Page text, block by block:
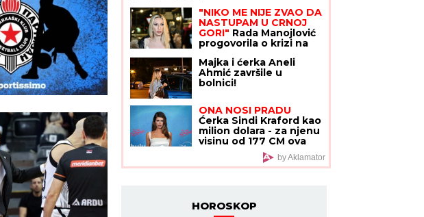
sve u znaku male Iris:
"Dobrodošla, ljubavi"
"NIKO ME NIJE ZVAO DA
NASTUPAM U CRNOJ
GORI" Rada Manojlović
progovorila o krizi na
"Bolje biti prvi u selu
nego poslednji u
gradu"
Majka i ćerka Aneli
Ahmić završile u
bolnici!
ONA NOSI PRADU
Ćerka Sindi Kraford kao
milion dolara - za njenu
visinu od 177 CM ova
haljina je idealna: Kad
se okrenula, bljesnule
MINIMALISTIČKE
by Aklamator
HOROSKOP